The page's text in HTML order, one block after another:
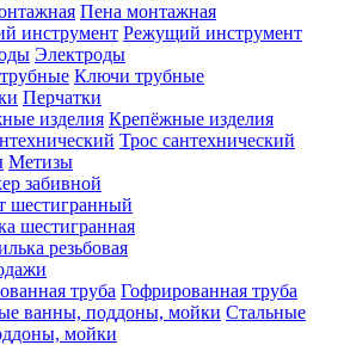
Пена монтажная
Режущий инструмент
Электроды
Ключи трубные
Перчатки
Крепёжные изделия
Трос сантехнический
Метизы
забивной
шестигранный
шестигранная
резьбовая
Гофрированная труба
Стальные
мойки